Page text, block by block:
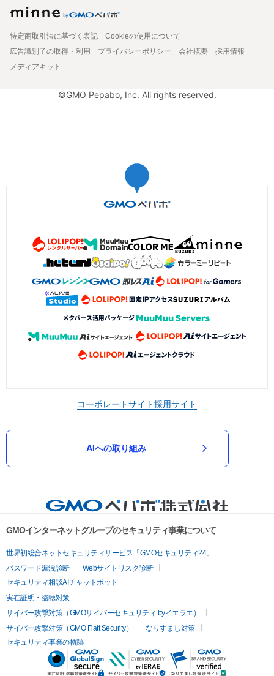
特定商取引法に基づく表記
Cookieの使用について
広告識別子の取得・利用
プライバシーポリシー 会社概要
採用情報
メディアキット
©GMO Pepabo, Inc. All rights reserved.
コーポレートサイト採用サイト
AIへの取り組み
GMOインターネットグループのセキュリティ事業について
世界初総合ネットセキュリティサービス「GMOセキュリティ24」
パスワード漏洩診断
Webサイトリスク診断
セキュリティ相談AIチャットボット
実在証明・盗聴対策
サイバー攻撃対策（GMOサイバーセキュリティ byイエラエ）
サイバー攻撃対策（GMO Flatt Security）
なりすまし対策
セキュリティ事業の軌跡